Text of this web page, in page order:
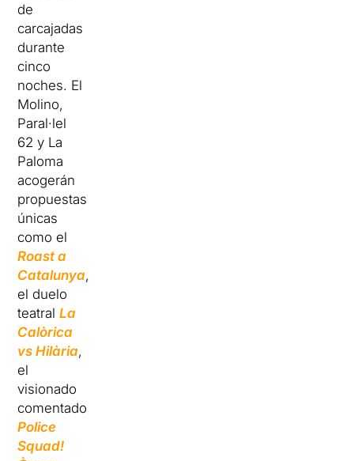
de
carcajadas
durante
cinco
noches. El
Molino,
Paral·lel
62 y La
Paloma
acogerán
propuestas
únicas
como el
Roast a
Catalunya,
el duelo
teatralLa
Calòrica
vs Hilària,
el
visionado
comentado
Police
Squad!